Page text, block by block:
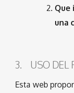
Que
una
3. USO DEL
Esta web